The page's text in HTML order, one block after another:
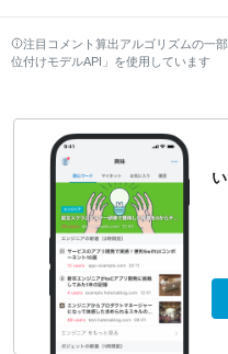
注目コメント算出アルゴリズムの一
位付けモデルAPI」を使用しています